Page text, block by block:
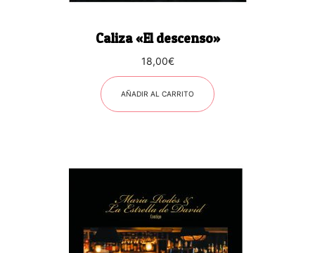
Caliza «El descenso»
18,00€
AÑADIR AL CARRITO